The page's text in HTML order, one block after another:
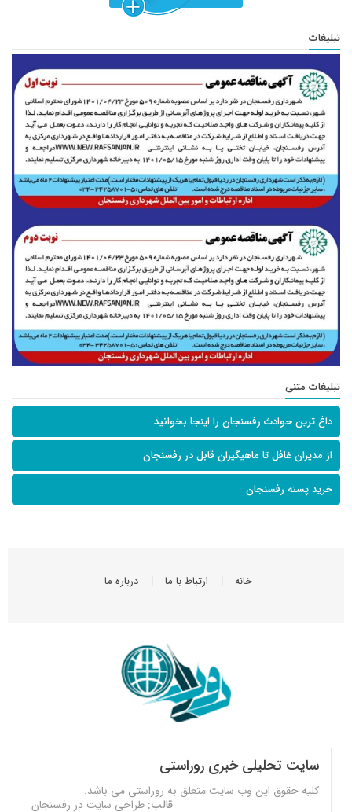
تبلیغات
تبلیغات متنی
داغ ترین حوادث رفسنجان را اینجا بخوانید
از مدیران غافل تا ماهیگیران قابل در رفسنجان
خرید پسته رفسنجان
خانه ارتباط با ما درباره ما
سایت تحلیلی خبری روراستی
کلیه حقوق این وب سایت متعلق به روراستی می باشد.
قالب: طراحی سایت در رفسنجان